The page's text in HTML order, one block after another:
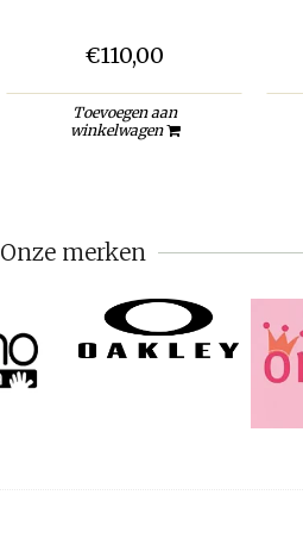
€110,00
Toevoegen aan
winkelwagen
Onze merken